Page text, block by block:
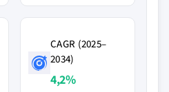
CAGR (2025–
2034)
4,2%